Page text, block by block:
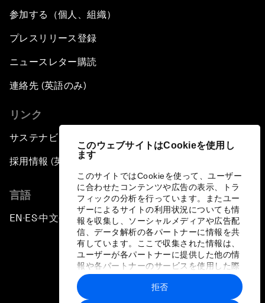
このウェブサイトはCookieを使用し
ます
このサイトではCookieを使って、ユーザー
に合わせたコンテンツや広告の表示、トラ
フィックの分析を行っています。またユー
ザーによるサイトの利用状況についても情
報を収集し、ソーシャルメディアや広告配
信、データ解析の各パートナーに情報を共
有しています。ここで収集された情報は、
ユーザーが各パートナーに提供した他の情
報や各パートナーのサービスを使用した際
に収集された情報と組み合わされ、各パー
トナーによって使用されることがありま
す。
拒否
参加する（個人、組織）
プレスリリース登録
ニュースレター購読
連絡先 (英語のみ)
リンク
サステナビリティへの取り組み
採用情報 (英語のみ)
言語
EN ▪ES▪中文▪ 日本語
プライバシーポリシーと利用規約